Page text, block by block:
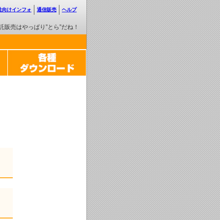
販売はやっぱり”とら”だね！
向けインフォ 通信販売 ヘルプ